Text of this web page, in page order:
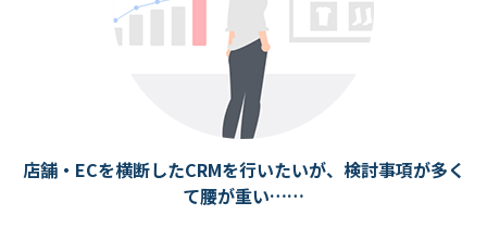
店舗・ECを横断したCRMを行いたいが、検討事項が多く
て腰が重い……